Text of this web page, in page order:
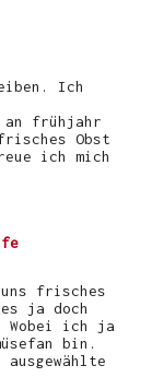
Ich
frühjahr
Obst
ich mich
frisches
ja doch
Wobei ich ja
bin.